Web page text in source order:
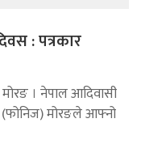
: पत्रकार
मोरङ । नेपाल आदिवासी
मोरङले आफ्नो